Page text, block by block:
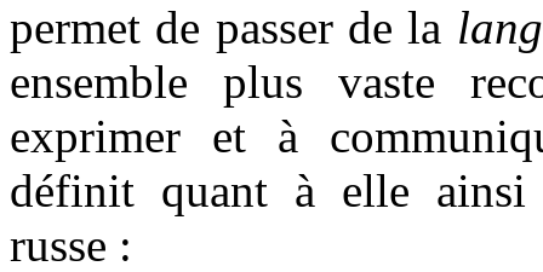
permet de passer de la
ensemble plus vaste
exprimer et à
définit quant à elle ainsi
russe :